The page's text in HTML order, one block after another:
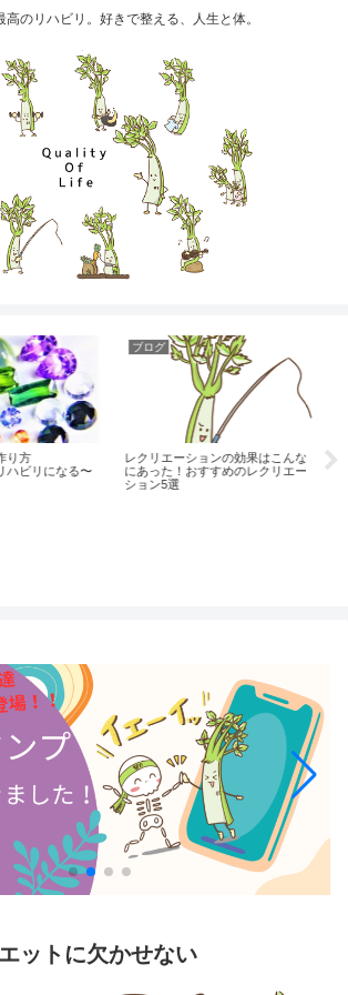
高のリハビリ。好きで整える、人生と体。
方
ビリになる〜
ブログ
レクリエーションの効果はこんな
にあった！おすすめのレクリエー
ション5選
実
で
ットに欠かせない